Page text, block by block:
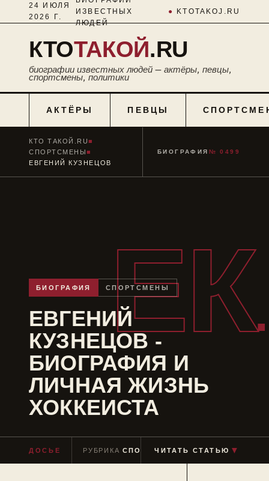
24 ИЮЛЯ
2026 Г.
ИЗВЕСТНЫХ
ЛЮДЕЙ
● KTOTAKOJ.RU
КТОТАКОЙ.RU
биографии известных людей — актёры, певцы,
спортсмены, политики
АКТЁРЫ ПЕВЦЫ
ЕК
КТО ТАКОЙ.RU■
СПОРТСМЕНЫ■
ЕВГЕНИЙ КУЗНЕЦОВ
БИОГРАФИЯ № 0499
БИОГРАФИЯ СПОРТСМЕНЫ
ЕВГЕНИЙ
КУЗНЕЦОВ -
БИОГРАФИЯ И
ЛИЧНАЯ ЖИЗНЬ
ХОККЕИСТА
ДОСЬЕ РУБРИКАСПОРТСМЕНЫ ЧТЕНИЕ
ЧИТАТЬ СТАТЬЮ ▼